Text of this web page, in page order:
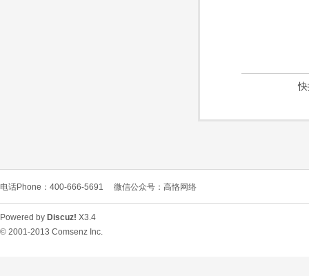
电话Phone：400-666-5691 微信公众号：高恪网络
Powered by Discuz! X3.4
© 2001-2013 Comsenz Inc.